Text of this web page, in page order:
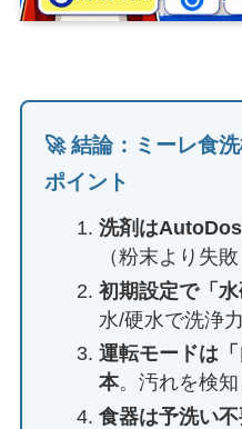
🚀 結論：ミーレ食
ポイント
洗剤は
（粉末より失
初期設定で「
水/硬水で洗浄
運転モードは
本。汚れを検
食器は予洗い